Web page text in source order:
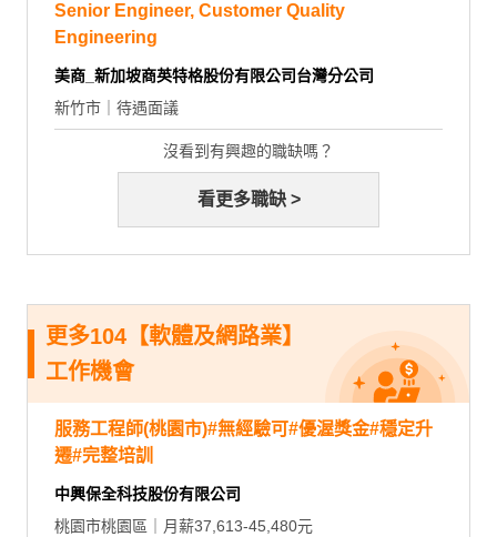
Senior Engineer, Customer Quality
Engineering
美商_新加坡商英特格股份有限公司台灣分公司
新竹市｜待遇面議
沒看到有興趣的職缺嗎？
看更多職缺 >
更多104【軟體及網路業】
工作機會
服務工程師(桃園市)#無經驗可#優渥獎金#穩定升
遷#完整培訓
中興保全科技股份有限公司
桃園市桃園區｜月薪37,613-45,480元